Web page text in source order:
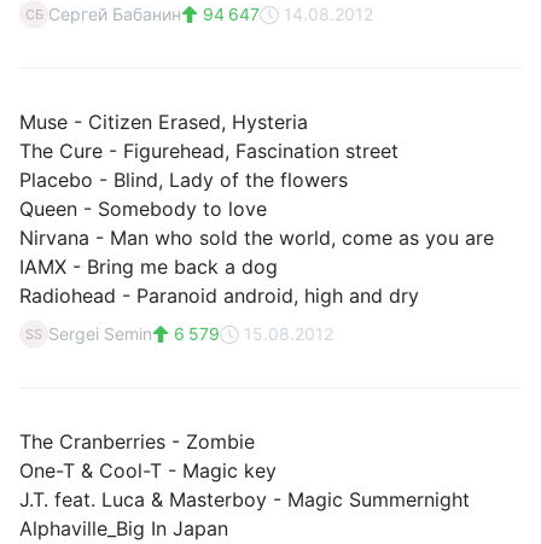
СБ Сергей Бабанин 94 647 14.08.2012
Muse - Citizen Erased, Hysteria
The Cure - Figurehead, Fascination street
Placebo - Blind, Lady of the flowers
Queen - Somebody to love
Nirvana - Man who sold the world, come as you are
IAMX - Bring me back a dog
Radiohead - Paranoid android, high and dry
SS Sergei Semin 6 579 15.08.2012
The Cranberries - Zombie
One-T & Cool-T - Magic key
J.T. feat. Luca & Masterboy - Magic Summernight
Alphaville_Big In Japan